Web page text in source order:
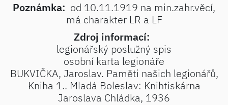
Poznámka: od 10.11.1919 na min.zahr.věcí,
má charakter LR a LF
Zdroj informací:
legionářský poslužný spis
osobní karta legionáře
BUKVIČKA, Jaroslav. Paměti našich legionářů,
Kniha 1.. Mladá Boleslav: Knihtiskárna
Jaroslava Chládka, 1936